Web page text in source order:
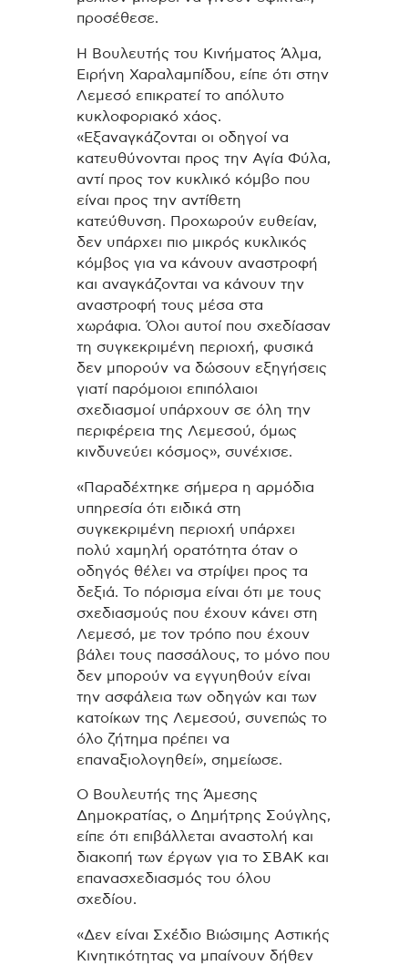
προσέθεσε.
Η Βουλευτής του Κινήματος Άλμα,
Ειρήνη Χαραλαμπίδου, είπε ότι στην
Λεμεσό επικρατεί το απόλυτο
κυκλοφοριακό χάος.
«Εξαναγκάζονται οι οδηγοί να
κατευθύνονται προς την Αγία Φύλα,
αντί προς τον κυκλικό κόμβο που
είναι προς την αντίθετη
κατεύθυνση. Προχωρούν ευθείαν,
δεν υπάρχει πιο μικρός κυκλικός
κόμβος για να κάνουν αναστροφή
και αναγκάζονται να κάνουν την
αναστροφή τους μέσα στα
χωράφια. Όλοι αυτοί που σχεδίασαν
τη συγκεκριμένη περιοχή, φυσικά
δεν μπορούν να δώσουν εξηγήσεις
γιατί παρόμοιοι επιπόλαιοι
σχεδιασμοί υπάρχουν σε όλη την
περιφέρεια της Λεμεσού, όμως
κινδυνεύει κόσμος», συνέχισε.
«Παραδέχτηκε σήμερα η αρμόδια
υπηρεσία ότι ειδικά στη
συγκεκριμένη περιοχή υπάρχει
πολύ χαμηλή ορατότητα όταν ο
οδηγός θέλει να στρίψει προς τα
δεξιά. Το πόρισμα είναι ότι με τους
σχεδιασμούς που έχουν κάνει στη
Λεμεσό, με τον τρόπο που έχουν
βάλει τους πασσάλους, το μόνο που
δεν μπορούν να εγγυηθούν είναι
την ασφάλεια των οδηγών και των
κατοίκων της Λεμεσού, συνεπώς το
όλο ζήτημα πρέπει να
επαναξιολογηθεί», σημείωσε.
Ο Βουλευτής της Άμεσης
Δημοκρατίας, ο Δημήτρης Σούγλης,
είπε ότι επιβάλλεται αναστολή και
διακοπή των έργων για το ΣΒΑΚ και
επανασχεδιασμός του όλου
σχεδίου.
«Δεν είναι Σχέδιο Βιώσιμης Αστικής
Κινητικότητας να μπαίνουν δήθεν